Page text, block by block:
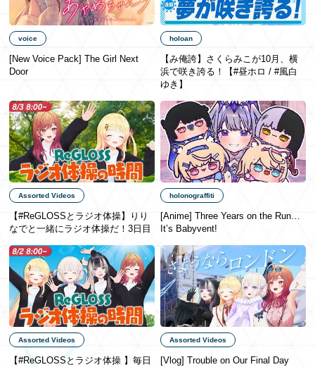
voice
[New Voice Pack] The Girl Next
Door
holoan
【み俺誇】さくらみこが10月、横
浜で咲き誇る！【#昼ホロ / #風白
ゆき】
Assorted Videos
【#ReGLOSSとラジオ体操】りり
なでと一緒にラジオ体操だ！3日目
holonograffiti
[Anime] Three Years on the Run…
It’s Babyvent!
Assorted Videos
【#ReGLOSSとラジオ体操 】毎日
Assorted Videos
[Vlog] Trouble on Our Final Day